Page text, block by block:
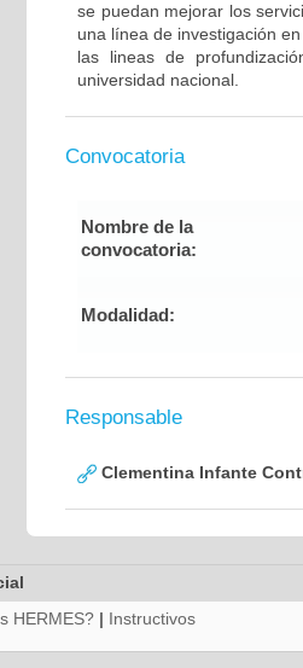
se puedan mejorar los
una línea de investigación
las lineas de
universidad nacional.
Convocatoria
Nombre de la
convocatoria:
Modalidad:
Responsable
Clementina Infante
HERMES? | Instructivos